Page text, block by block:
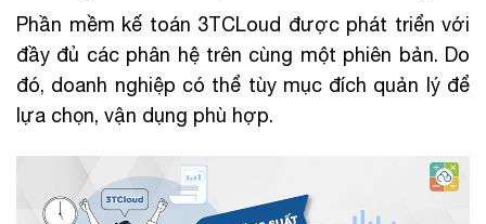
Phần mềm kế toán 3TCLoud được phát triển với
đầy đủ các phân hệ trên cùng một phiên bản. Do
đó, doanh nghiệp có thể tùy mục đích quản lý để
lựa chọn, vận dụng phù hợp.